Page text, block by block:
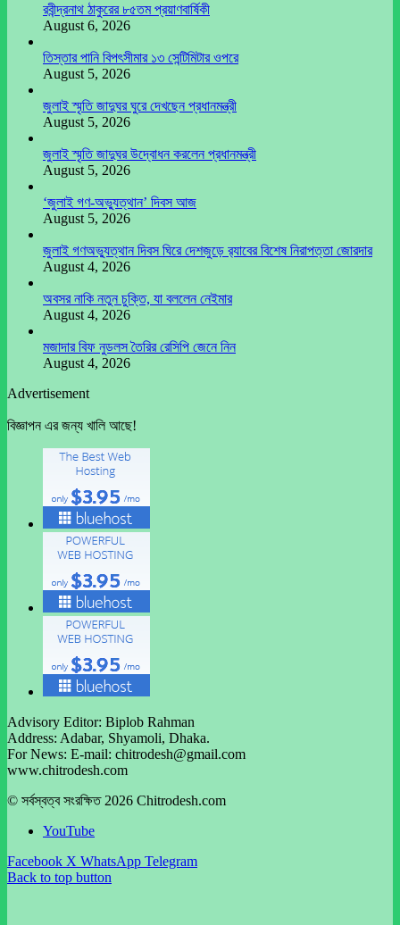
রবীন্দ্রনাথ ঠাকুরের ৮৫তম প্রয়াণবার্ষিকী
August 6, 2026
তিস্তার পানি বিপৎসীমার ১৩ সেন্টিমিটার ওপরে
August 5, 2026
জুলাই স্মৃতি জাদুঘর ঘুরে দেখছেন প্রধানমন্ত্রী
August 5, 2026
জুলাই স্মৃতি জাদুঘর উদ্বোধন করলেন প্রধানমন্ত্রী
August 5, 2026
‘জুলাই গণ-অভ্যুত্থান’ দিবস আজ
August 5, 2026
জুলাই গণঅভ্যুত্থান দিবস ঘিরে দেশজুড়ে র‌্যাবের বিশেষ নিরাপত্তা জোরদার
August 4, 2026
অবসর নাকি নতুন চুক্তি, যা বললেন নেইমার
August 4, 2026
মজাদার বিফ নুডলস তৈরির রেসিপি জেনে নিন
August 4, 2026
Advertisement
বিজ্ঞাপন এর জন্য খালি আছে!
Advisory Editor: Biplob Rahman
Address: Adabar, Shyamoli, Dhaka.
For News: E-mail: chitrodesh@gmail.com
www.chitrodesh.com
© সর্বস্বত্ব সংরক্ষিত 2026 Chitrodesh.com
YouTube
Facebook X WhatsApp Telegram
Back to top button